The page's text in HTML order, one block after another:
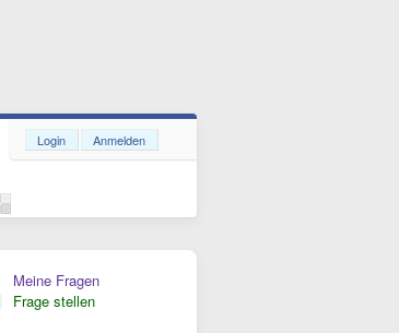
Login Anmelden
Meine Fragen
Frage stellen